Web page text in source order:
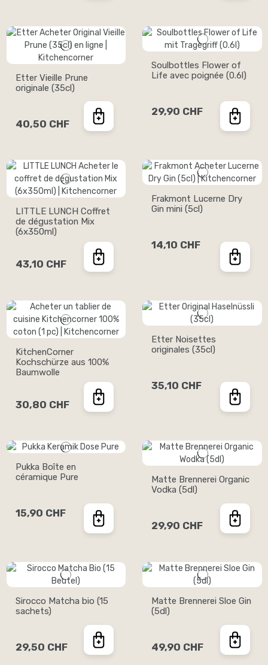
Etter Vieille Prune
originale (35cl)
40,50 CHF
Soulbottles Flower of
Life avec poignée (0.6l)
29,90 CHF
LITTLE LUNCH Coffret
de dégustation Mix
(6x350ml)
43,10 CHF
Frakmont Lucerne Dry
Gin mini (5cl)
14,10 CHF
KitchenCorner
Kochschürze aus 100%
Baumwolle
30,80 CHF
Etter Noisettes
originales (35cl)
35,10 CHF
Pukka Boîte en
céramique Pure
15,90 CHF
Matte Brennerei Organic
Vodka (5dl)
29,90 CHF
Sirocco Matcha bio (15
sachets)
29,50 CHF
Matte Brennerei Sloe Gin
(5dl)
49,90 CHF